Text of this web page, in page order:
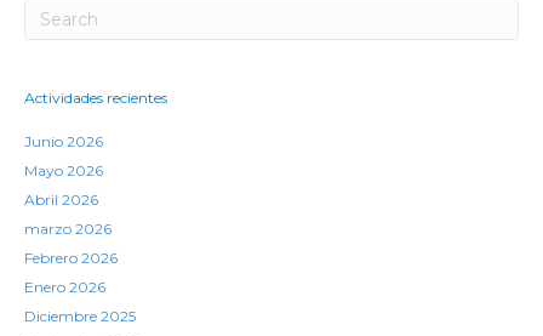
Actividades recientes
Junio 2026
Mayo 2026
Abril 2026
marzo 2026
Febrero 2026
Enero 2026
Diciembre 2025